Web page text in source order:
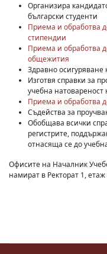
Организира
български студенти
Приема и обработва
стипендии
Приема и обработва
общежития
Здравно
Изготвя справки за
учебна натовареност
Приема и обработва
Съдейства за
Обобщава всички
регистрите,
отнасяща се до
Офисите на Началник
намират в Ректорат 1,